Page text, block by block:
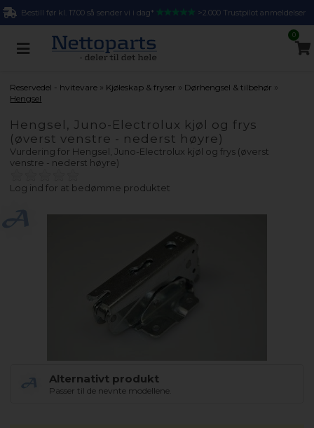
Bestill før kl. 17.00 så sender vi i dag* >2.000 Trustpilot anmeldelser
0
Reservedel - hvitevare » Kjøleskap & fryser » Dørhengsel & tilbehør »
Hengsel
Hengsel, Juno-Electrolux kjøl og frys
(øverst venstre - nederst høyre)
Vurdering for Hengsel, Juno-Electrolux kjøl og frys (øverst
venstre - nederst høyre)
Log ind for at bedømme produktet
Alternativt produkt
Passer til de nevnte modellene.